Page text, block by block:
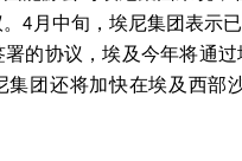
4月中旬，埃尼集团表示
的协议，埃及今年将通
集团还将加快在埃及西部